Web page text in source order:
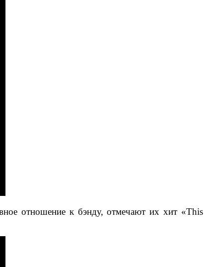
отношение к бэнду, отмечают их хит «This